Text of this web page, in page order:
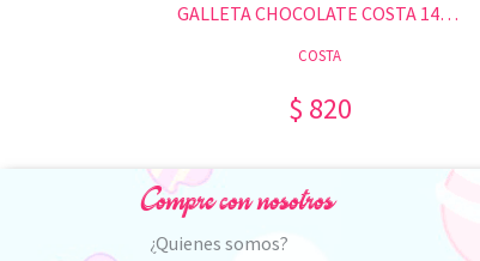
GALLETA CHOCOLATE COSTA 140 GR.
COSTA
$ 820
Compre con nosotros
¿Quienes somos?